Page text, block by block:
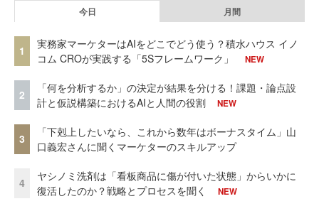
今日 月間
1
実務家マーケターはAIをどこでどう使う？積水ハウス イノ
コム CROが実践する「5Sフレームワーク」
NEW
2
「何を分析するか」の決定が結果を分ける！課題・論点設
計と仮説構築におけるAIと人間の役割
NEW
3
「下剋上したいなら、これから数年はボーナスタイム」山
口義宏さんに聞くマーケターのスキルアップ
4
ヤシノミ洗剤は「看板商品に傷が付いた状態」からいかに
復活したのか？戦略とプロセスを聞く
NEW